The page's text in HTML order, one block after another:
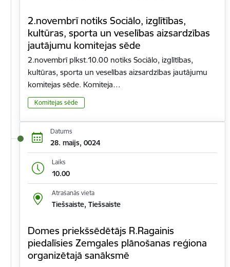
2.novembrī notiks Sociālo, izglītības,
kultūras, sporta un veselības aizsardzības
jautājumu komitejas sēde
2.novembrī plkst.10.00 notiks Sociālo, izglītības,
kultūras, sporta un veselības aizsardzības jautājumu
komitejas sēde. Komiteja…
Komitejas sēde
Datums
28. maijs, 0024
Laiks
10.00
Atrašanās vieta
Tiešsaiste, Tiešsaiste
Domes priekšsēdētājs R.Ragainis
piedalīsies Zemgales plānošanas reģiona
organizētajā sanāksmē